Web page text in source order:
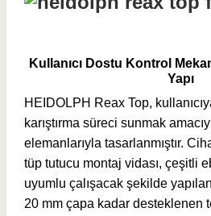
Kullanıcı Dostu Kontrol
Yapı
HEIDOLPH Reax Top,
karıştırma süreci sunmak
elemanlarıyla tasarlanmıştır.
tüp tutucu montaj vidası, çeşitli
uyumlu çalışacak şekilde
20 mm çapa kadar desteklenen